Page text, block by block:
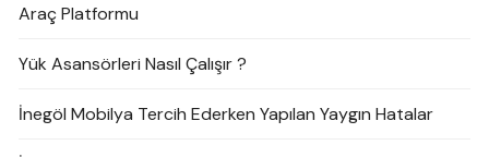
Araç Platformu
Yük Asansörleri Nasıl Çalışır ?
İnegöl Mobilya Tercih Ederken Yapılan Yaygın Hatalar